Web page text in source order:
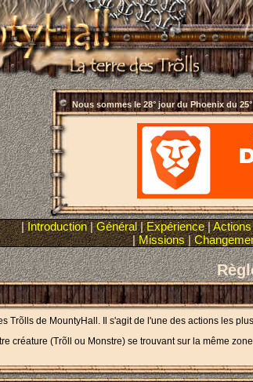
Nous sommes le 28° jour du Phoenix du
|Introduction|Général|Expérience|Actions
|Missions|
Trõlls de MountyHall. Il s'agit de l'une des actions les
créature (Trõll ou Monstre) se trouvant sur la même